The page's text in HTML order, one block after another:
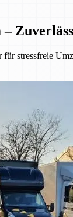
stressfreie